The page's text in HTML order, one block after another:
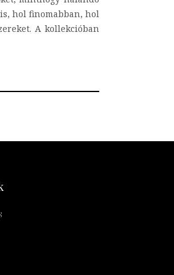
hol finomabban, hol
A kollekcióban